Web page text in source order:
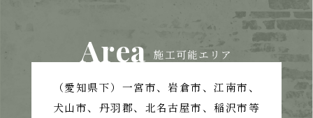
Area 施工可能エリア
（愛知県下）一宮市、岩倉市、江南市、
犬山市、丹羽郡、北名古屋市、稲沢市等